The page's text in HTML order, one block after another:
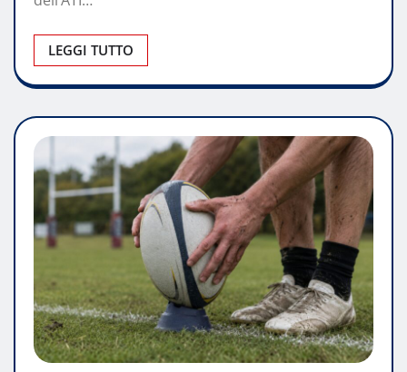
LEGGI TUTTO